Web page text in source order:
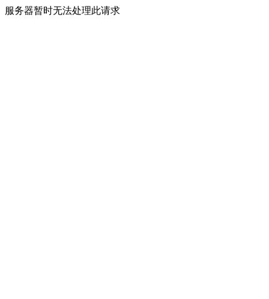
服务器暂时无法处理此请求